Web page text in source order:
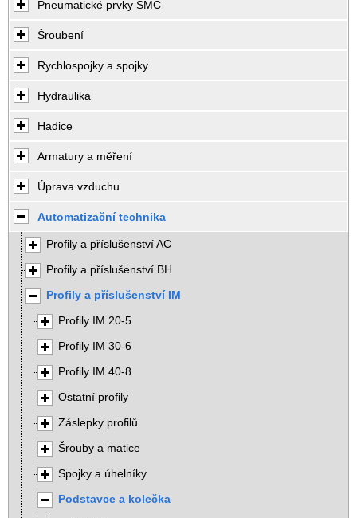
Pneumatické prvky SMC
Šroubení
Rychlospojky a spojky
Hydraulika
Hadice
Armatury a měření
Úprava vzduchu
Automatizační technika
Profily a příslušenství AC
Profily a příslušenství BH
Profily a příslušenství IM
Profily IM 20-5
Profily IM 30-6
Profily IM 40-8
Ostatní profily
Záslepky profilů
Šrouby a matice
Spojky a úhelníky
Podstavce a kolečka